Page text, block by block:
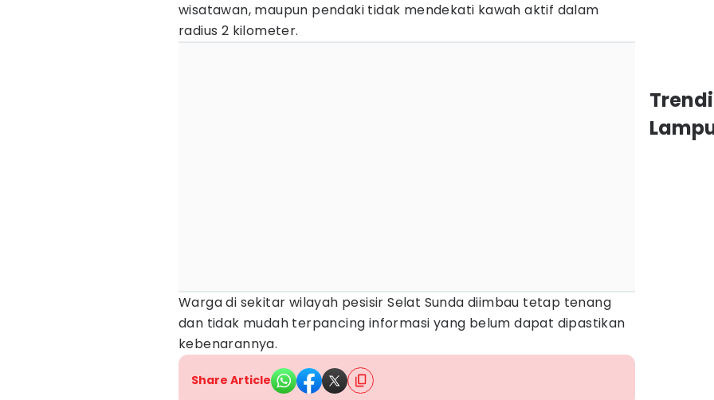
wisatawan, maupun pendaki tidak mendekati kawah aktif dalam
radius 2 kilometer.
Warga di sekitar wilayah pesisir Selat Sunda diimbau tetap tenang
dan tidak mudah terpancing informasi yang belum dapat dipastikan
kebenarannya.
Share Article